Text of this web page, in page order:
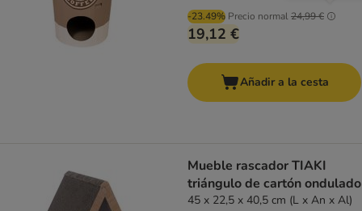
-23.49% Precio normal24,99 €
19,12 €
Añadir a la cesta
Mueble rascador TIAKI
triángulo de cartón ondulado
45 x 22,5 x 40,5 cm (L x An x Al)